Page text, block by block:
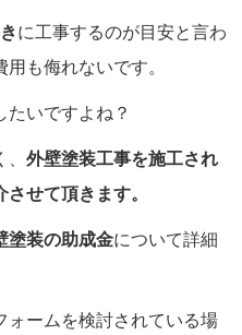
に工事するのが目安と言わ
も侮れないです。
たいですよね？
外壁塗装工事を施工され
せて頂きます。
塗装の助成金について詳細
ォームを検討されている場